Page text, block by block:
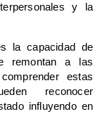
y la
la capacidad de
remontan a las
estas
reconocer
influyendo en